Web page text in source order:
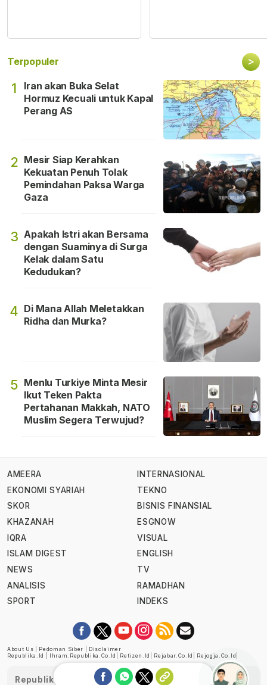
Terpopuler >
1
Iran akan Buka Selat
Hormuz Kecuali untuk Kapal
Perang AS
2 Mesir Siap Kerahkan
Kekuatan Penuh Tolak
Pemindahan Paksa Warga
Gaza
3 Apakah Istri akan Bersama
dengan Suaminya di Surga
Kelak dalam Satu
Kedudukan?
4 Di Mana Allah Meletakkan
Ridha dan Murka?
5 Menlu Turkiye Minta Mesir
Ikut Teken Pakta
Pertahanan Makkah, NATO
Muslim Segera Terwujud?
AMEERA
EKONOMI SYARIAH
SKOR
KHAZANAH
IQRA
ISLAM DIGEST
NEWS
ANALISIS
SPORT
INTERNASIONAL
TEKNO
BISNIS FINANSIAL
ESGNOW
VISUAL
ENGLISH
TV
RAMADHAN
INDEKS
About Us Pedoman Siber
Disclaimer
Republika.id
Ihram.republika.co.id Retizen.id Rejabar.co.id Rejogja.co.id
Republika telah diverifikasi oleh Dewan Pers